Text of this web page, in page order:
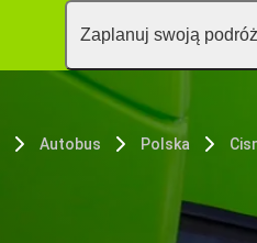
Zaplanuj swoją podróż
Autobus Polska